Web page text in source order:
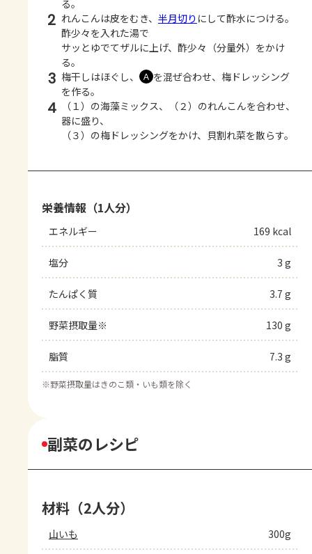
る。
2 れんこんは皮をむき、 半月切り にして酢水につける。
酢少々を入れた湯で
サッとゆでてザルに上げ、酢少々（分量外）をかけ
る。
3 梅干しはほぐし、 Ａ を混ぜ合わせ、梅ドレッシング
を作る。
4
（１）の海藻ミックス、（２）のれんこんを合わせ、
器に盛り、
（３）の梅ドレッシングをかけ、貝割れ菜を散らす。
栄養情報（1人分）
エネルギー 169 kcal
塩分 3 g
たんぱく質 3.7 g
野菜摂取量※ 130 g
脂質 7.3 g
※野菜摂取量はきのこ類・いも類を除く
副菜のレシピ
材料（2人分）
山いも 300g